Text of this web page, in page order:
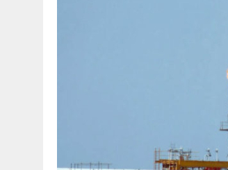
LOCALIZARON CUERPO